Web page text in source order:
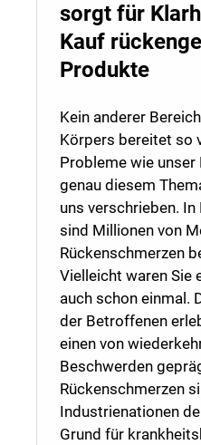
sorgt für
Kauf
Produkte
Kein anderer
Körpers bereitet so
Probleme wie unser
genau diesem
uns verschrieben. In
sind Millionen von
Rückenschmerzen
Vielleicht waren Sie
auch schon einmal.
der Betroffenen
einen von
Beschwerden
Rückenschmerzen
Industrienationen
Grund für